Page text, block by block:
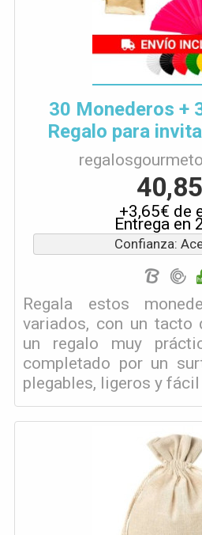
30 Monederos +
Regalo para
+3,65€ de
Entrega en
Confianza:
Regala estos
variados, con un tacto
un regalo muy
completado por un
plegables, ligeros y